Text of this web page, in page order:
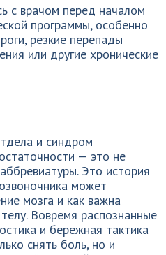
с врачом перед началом
программы, особенно
резкие перепады
или другие хронические
и синдром
— это не
Это история
может
мозга и как важна
Вовремя распознанные
и бережная тактика
снять боль, но и